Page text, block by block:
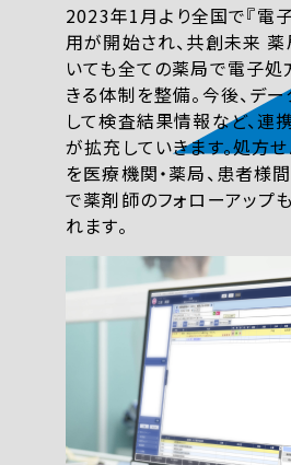
2023年1月より全国で『電
用が開始され、共創未来
いても全ての薬局で電子処
きる体制を整備。今後、デ
して検査結果情報など、連
が拡充していきます。処方
を医療機関・薬局、患者様
で薬剤師のフォローアップ
れます。